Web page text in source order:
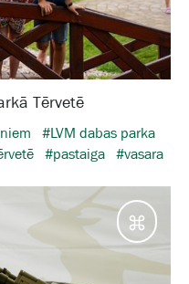
Tērvetē
#LVM dabas parka
#pastaiga #vasara